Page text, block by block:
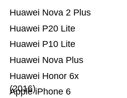
Apple iPhone 6
Huawei Honor 6x
(2016)
Huawei Nova Plus
Huawei P10 Lite
Huawei P20 Lite
Huawei Nova 2 Plus